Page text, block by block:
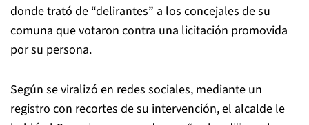
donde trató de “delirantes” a los concejales de su
comuna que votaron contra una licitación promovida
por su persona.
Según se viralizó en redes sociales, mediante un
registro con recortes de su intervención, el alcalde le